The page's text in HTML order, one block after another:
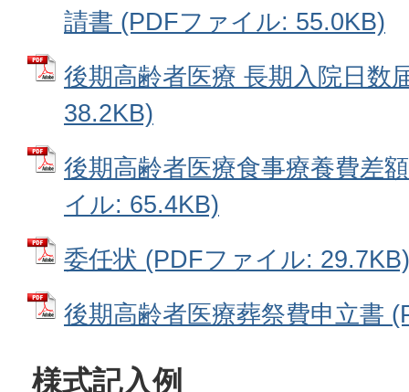
請書 (PDFファイル: 55.0KB)
後期高齢者医療 長期入院日数
38.2KB)
後期高齢者医療食事療養費差
イル: 65.4KB)
委任状 (PDFファイル: 29.7KB)
後期高齢者医療葬祭費申立書
様式記入例